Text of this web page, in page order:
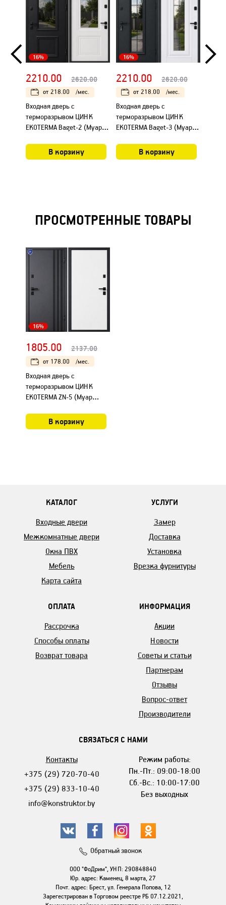
16%
2210.00 2620.00
от 218.00 /мес.
Входная дверь с
терморазрывом ЦИНК
EKOTERMA Baget-2 (Муар
DE-8 Белый)В корзину
16%
2210.00 2620.00
от 218.00 /мес.
Входная дверь с
терморазрывом ЦИНК
EKOTERMA Baget-3 (Муар
DE-8 Белый)В корзину
16%
ПРОСМОТРЕННЫЕ ТОВАРЫ
16%
1805.00 2137.00
от 178.00 /мес.
Входная дверь с
терморазрывом ЦИНК
EKOTERMA ZN-5 (Муар
В корзину
КАТАЛОГ
Входные двери
Межкомнатные двери
Окна ПВХ
Мебель
Карта сайта
УСЛУГИ
Замер
Доставка
Установка
Врезка фурнитуры
ОПЛАТА
Рассрочка
Способы оплаты
Возврат товара
ИНФОРМАЦИЯ
Акции
Новости
Советы и статьи
Партнерам
Отзывы
Вопрос-ответ
Производители
СВЯЗАТЬСЯ С НАМИ
Контакты
+375 (29) 720-70-40
+375 (29) 833-10-40
info@konstruktor.by
Режим работы:
Пн.-Пт.: 09:00-18:00
Сб.-Вс.: 10:00-17:00
Без выходных
Обратный звонок
ООО "ФоДрим", УНП: 290848840
Юр. адрес: Каменец, 8 марта, 27
Почт. адрес: Брест, ул. Генерала Попова, 12
Зарегестрирован в Торговом реестре РБ 07.12.2021,